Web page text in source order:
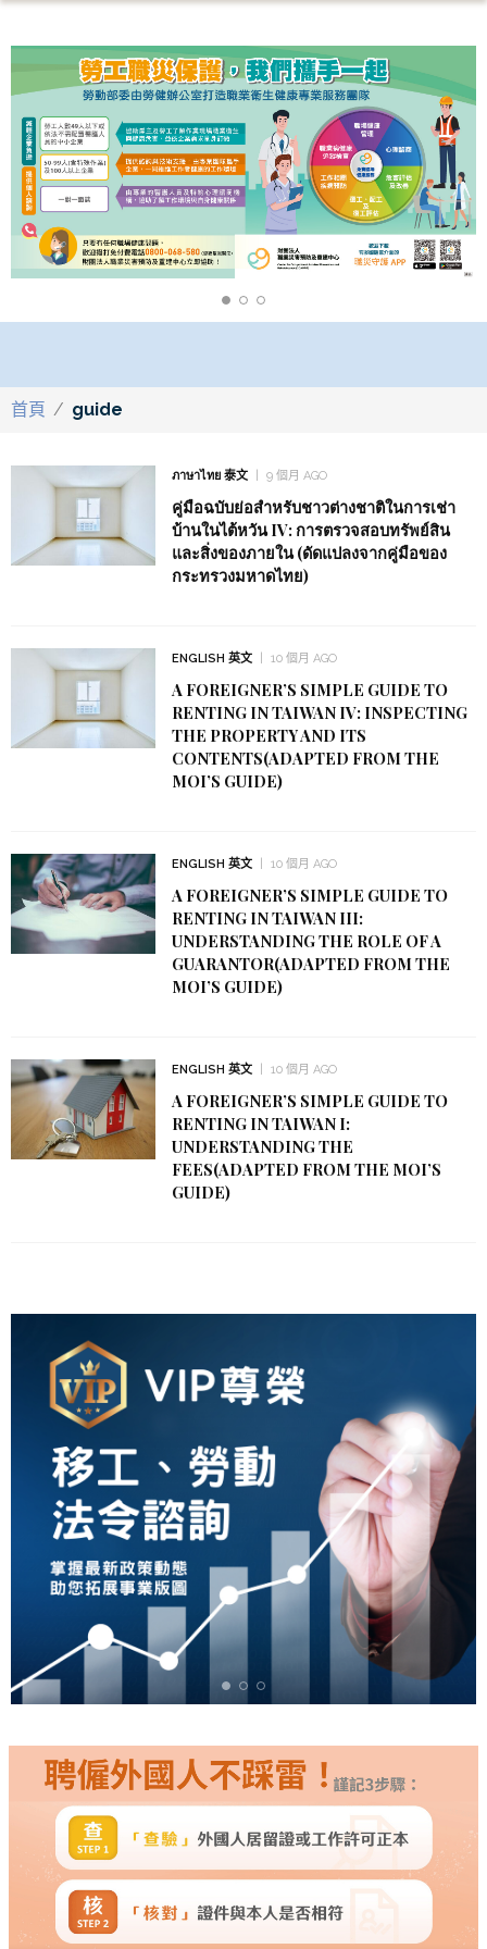
首頁 / guide
ภาษาไทย 泰文 9 個月 AGO
คู่มือฉบับย่อสำหรับชาวต่างชาติในการเช่า
บ้านในไต้หวัน IV: การตรวจสอบทรัพย์สิน
และสิ่งของภายใน (ดัดแปลงจากคู่มือของ
กระทรวงมหาดไทย)
ENGLISH 英文 10 個月 AGO
A FOREIGNER’S SIMPLE GUIDE TO
RENTING IN TAIWAN IV: INSPECTING
THE PROPERTY AND ITS
CONTENTS(ADAPTED FROM THE
MOI’S GUIDE)
ENGLISH 英文 10 個月 AGO
A FOREIGNER’S SIMPLE GUIDE TO
RENTING IN TAIWAN III:
UNDERSTANDING THE ROLE OF A
GUARANTOR(ADAPTED FROM THE
MOI’S GUIDE)
ENGLISH 英文 10 個月 AGO
A FOREIGNER’S SIMPLE GUIDE TO
RENTING IN TAIWAN I:
UNDERSTANDING THE
FEES(ADAPTED FROM THE MOI’S
GUIDE)